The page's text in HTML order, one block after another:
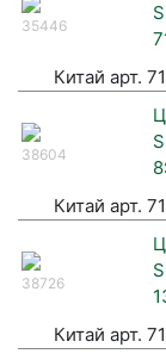
35446
Китай арт.
38604
Китай арт.
38726
Китай арт.